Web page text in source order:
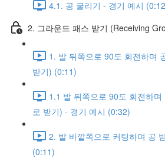
4.1. 공 굴리기 - 경기 예시
2. 그라운드 패스 받기 (Receiving
1. 발 뒤쪽으로 90도 회전하며
받기) (0:11)
1.1 발 뒤쪽으로 90도 회전하
로 받기) - 경기 예시 (0:32)
2. 발 바깥쪽으로 커팅하며 공
(0:11)